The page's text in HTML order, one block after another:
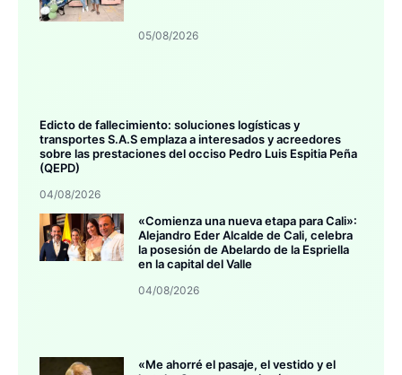
05/08/2026
Edicto de fallecimiento: soluciones logísticas y
transportes S.A.S emplaza a interesados y acreedores
sobre las prestaciones del occiso Pedro Luis Espitia Peña
(QEPD)
04/08/2026
«Comienza una nueva etapa para Cali»:
Alejandro Eder Alcalde de Cali, celebra
la posesión de Abelardo de la Espriella
en la capital del Valle
04/08/2026
«Me ahorré el pasaje, el vestido y el